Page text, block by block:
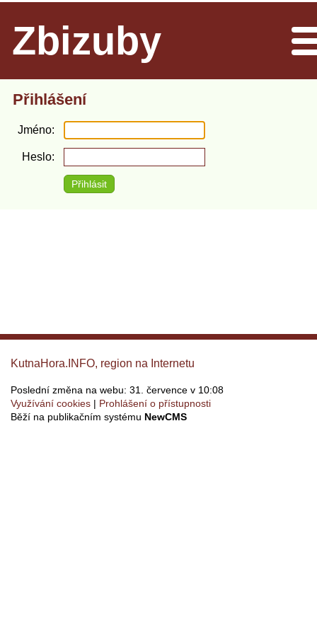
Zbizuby
Přihlášení
Jméno
Heslo
KutnaHora.INFO, region na Internetu
Poslední změna na webu: 31. července v 10:08
Využívání cookies
Prohlášení o přístupnosti
Běží na publikačním systému NewCMS